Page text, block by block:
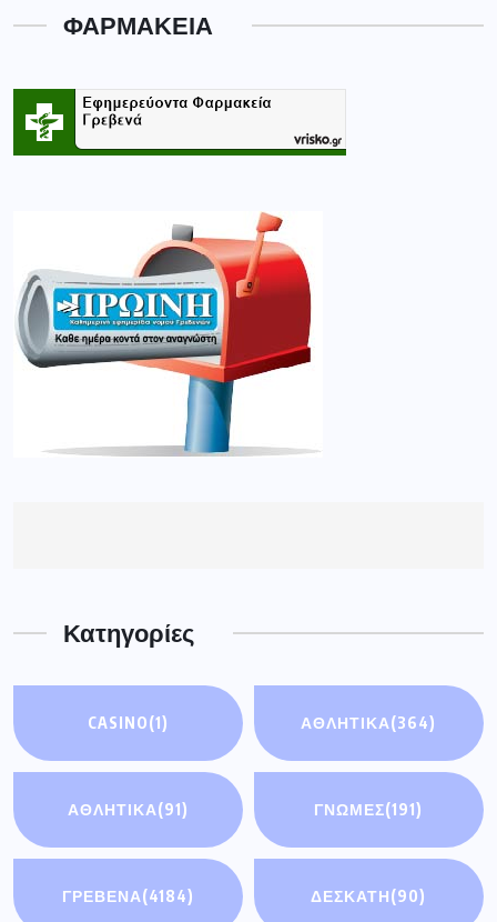
ΦΑΡΜΑΚΕΙΑ
Κατηγορίες
CASINO(1) ΑΘΛΗΤΙΚΑ(364)
ΑΘΛΗΤΙΚΆ(91) ΓΝΩΜΕΣ(191)
ΓΡΕΒΕΝΑ(4184) ΔΕΣΚΑΤΗ(90)